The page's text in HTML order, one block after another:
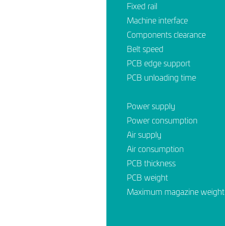
Fixed rail
Machine interface
Components clearance
Belt speed
PCB edge support
PCB unloading time
Power supply
Power consumption
Air supply
Air consumption
PCB thickness
PCB weight
Maximum magazine weight